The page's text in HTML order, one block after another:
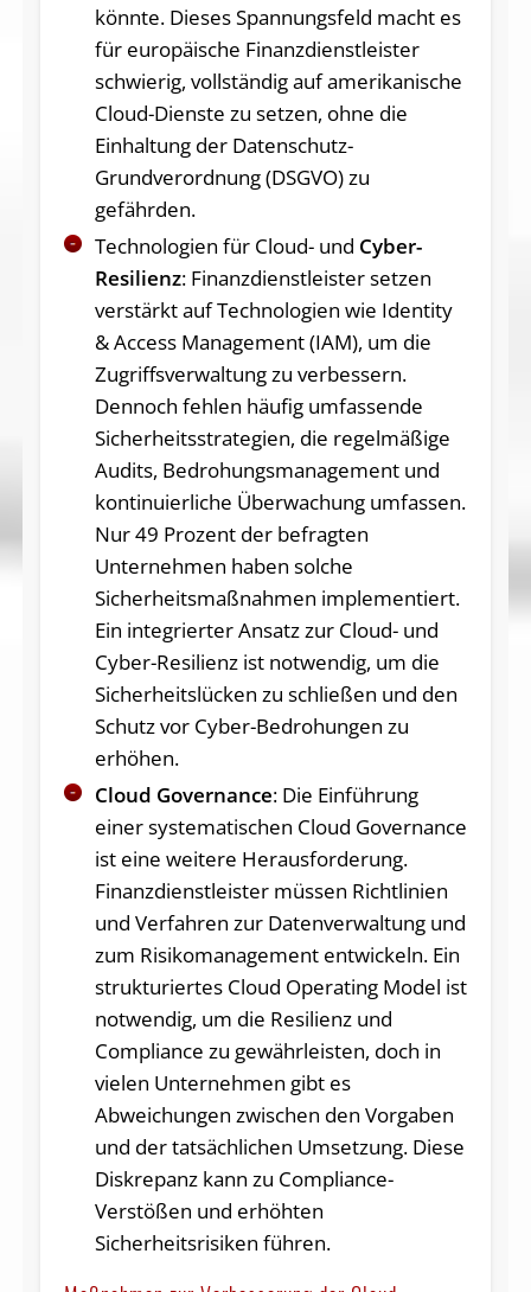
könnte. Dieses Spannungsfeld macht es
für europäische Finanzdienstleister
schwierig, vollständig auf amerikanische
Cloud-Dienste zu setzen, ohne die
Einhaltung der Datenschutz-
Grundverordnung (DSGVO) zu
gefährden.
Technologien für Cloud- und Cyber-
Resilienz: Finanzdienstleister setzen
verstärkt auf Technologien wie Identity
& Access Management (IAM), um die
Zugriffsverwaltung zu verbessern.
Dennoch fehlen häufig umfassende
Sicherheitsstrategien, die regelmäßige
Audits, Bedrohungsmanagement und
kontinuierliche Überwachung umfassen.
Nur 49 Prozent der befragten
Unternehmen haben solche
Sicherheitsmaßnahmen implementiert.
Ein integrierter Ansatz zur Cloud- und
Cyber-Resilienz ist notwendig, um die
Sicherheitslücken zu schließen und den
Schutz vor Cyber-Bedrohungen zu
erhöhen.
Cloud Governance: Die Einführung
einer systematischen Cloud Governance
ist eine weitere Herausforderung.
Finanzdienstleister müssen Richtlinien
und Verfahren zur Datenverwaltung und
zum Risikomanagement entwickeln. Ein
strukturiertes Cloud Operating Model ist
notwendig, um die Resilienz und
Compliance zu gewährleisten, doch in
vielen Unternehmen gibt es
Abweichungen zwischen den Vorgaben
und der tatsächlichen Umsetzung. Diese
Diskrepanz kann zu Compliance-
Verstößen und erhöhten
Sicherheitsrisiken führen.